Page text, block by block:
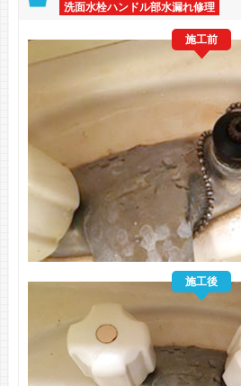
洗面水栓ハンドル部水漏れ修理
施工前
施工後